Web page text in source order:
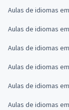
Aulas de idiomas
Aulas de idiomas
Aulas de idiomas
Aulas de idiomas
Aulas de idiomas
Aulas de idiomas